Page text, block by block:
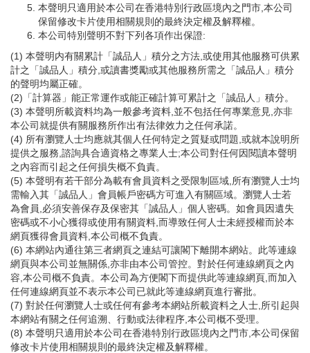
本聲明只適用於本公司在香港特別行政區境內之門市,本公司
保留修改卡片使用相關規則的最終決定權及解釋權。
本公司特別聲明不對下列各項作出保證:
(1) 本聲明内有關累計「誠品人」積分之方法,或使用其他服務可供累
計之「誠品人」積分,或讀書獎勵或其他服務所需之「誠品人」積分
的聲明均屬正確。
(2)「計算器」能正常運作或能正確計算可累計之「誠品人」積分。
(3) 本聲明所載資料均為一般參考資料,並不包括任何專業意見,亦非
本公司就提供有關服務所作出有法律效力之任何承諾。
(4) 所有瀏覽人士均應就其個人任何特定之質疑或問題,或就本說明所
提供之服務,諮詢具合適資格之專業人士;本公司對任何因閱讀本聲明
之內容而引起之任何損失概不負責。
(5) 本聲明有若干部分為載有會員資料之受限制區域,所有瀏覽人士均
需輸入其「誠品人」會員帳戶密碼方可進入有關區域。瀏覽人士若
為會員,必須安善保存及保密其「誠品人」個人密碼。如會員因遺失
密碼或不小心獲得或使用有關資料,而導致任何人士未經授權而於本
網頁獲得會員資料,本公司概不負責。
(6) 本網站內通往第三者網頁之連結可讓閣下離開本網站。此等連線
網頁與本公司並無關係,亦非由本公司管控。對於任何連線網頁之內
容,本公司概不負責。本公司為方便閣下而提供此等連線網頁,而加入
任何連線網頁並不表示本公司已就此等連線網頁進行審批。
(7) 對於任何瀏覽人士或任何有參考本網站所載資料之人士,所引起與
本網站有關之任何追溯、行動或法律程序,本公司概不受理。
(8) 本聲明只適用於本公司在香港特別行政區境內之門市,本公司保留
修改卡片使用相關規則的最終決定權及解釋權。